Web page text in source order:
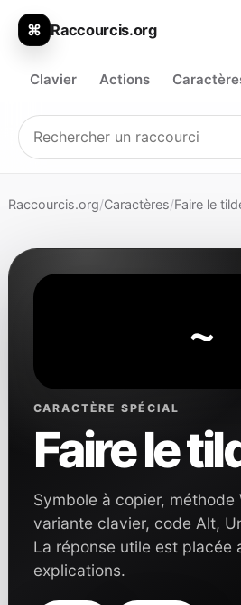
⌘ Raccourcis.org
Clavier Actions
Raccourcis.org/Caractères/Faire le
~
CARACTÈRE SPÉCIAL
Faire le
Symbole à copier, méthode
variante clavier, code Alt,
La réponse utile est placée
explications.